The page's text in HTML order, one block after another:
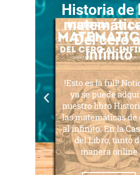
Historia de las
matemáticas:
Del cero al
infinito
!Esto es la full! Notición
ya se puede adquirir
nuestro libro Historia de
las matemáticas de cero
al infinito. En la Casa 🏠
del Libro, tanto de
manera online